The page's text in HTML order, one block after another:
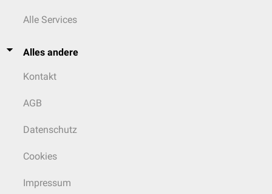
Alle Services
Alles andere
Kontakt
AGB
Datenschutz
Cookies
Impressum